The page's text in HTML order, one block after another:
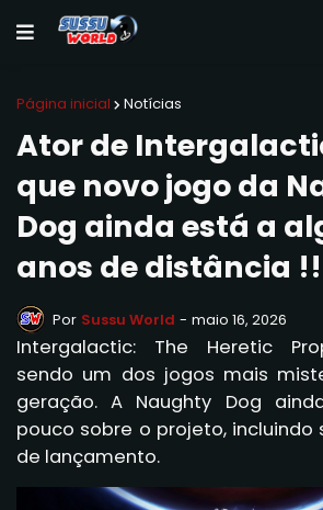
Página inicial Notícias
Ator de
que novo jogo da
Dog ainda está a
anos de distância !!
Por Sussu World - maio 16, 2026
Intergalactic: The Heretic
sendo um dos jogos mais
geração. A Naughty Dog
pouco sobre o projeto, incluindo
de lançamento.